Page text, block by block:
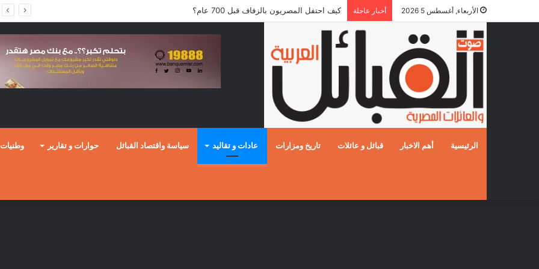
الأربعاء, أغسطس 5 2026 أخبار عاجلة كيف احتفل المصريون بالزفاف قبل 700 عام؟
الرئيسية أهم الاخبار قبائل و عائلات تاريخ ومزارات عادات و تقاليد سياسة واقتصاد القبائل حوارات و تقارير وطنيات